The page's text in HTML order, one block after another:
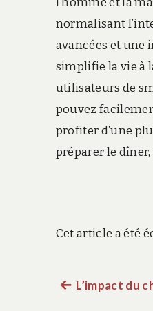
normalisant
avancées et une
simplifie la vie à
utilisateurs de
pouvez
profiter d’une
préparer le dîner,
Cet article a été
Article
L’impact du